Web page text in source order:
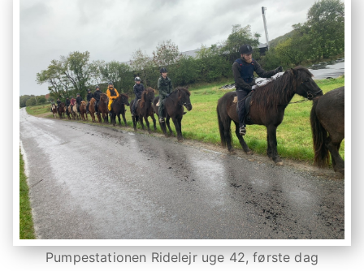
Pumpestationen Ridelejr uge 42, første dag